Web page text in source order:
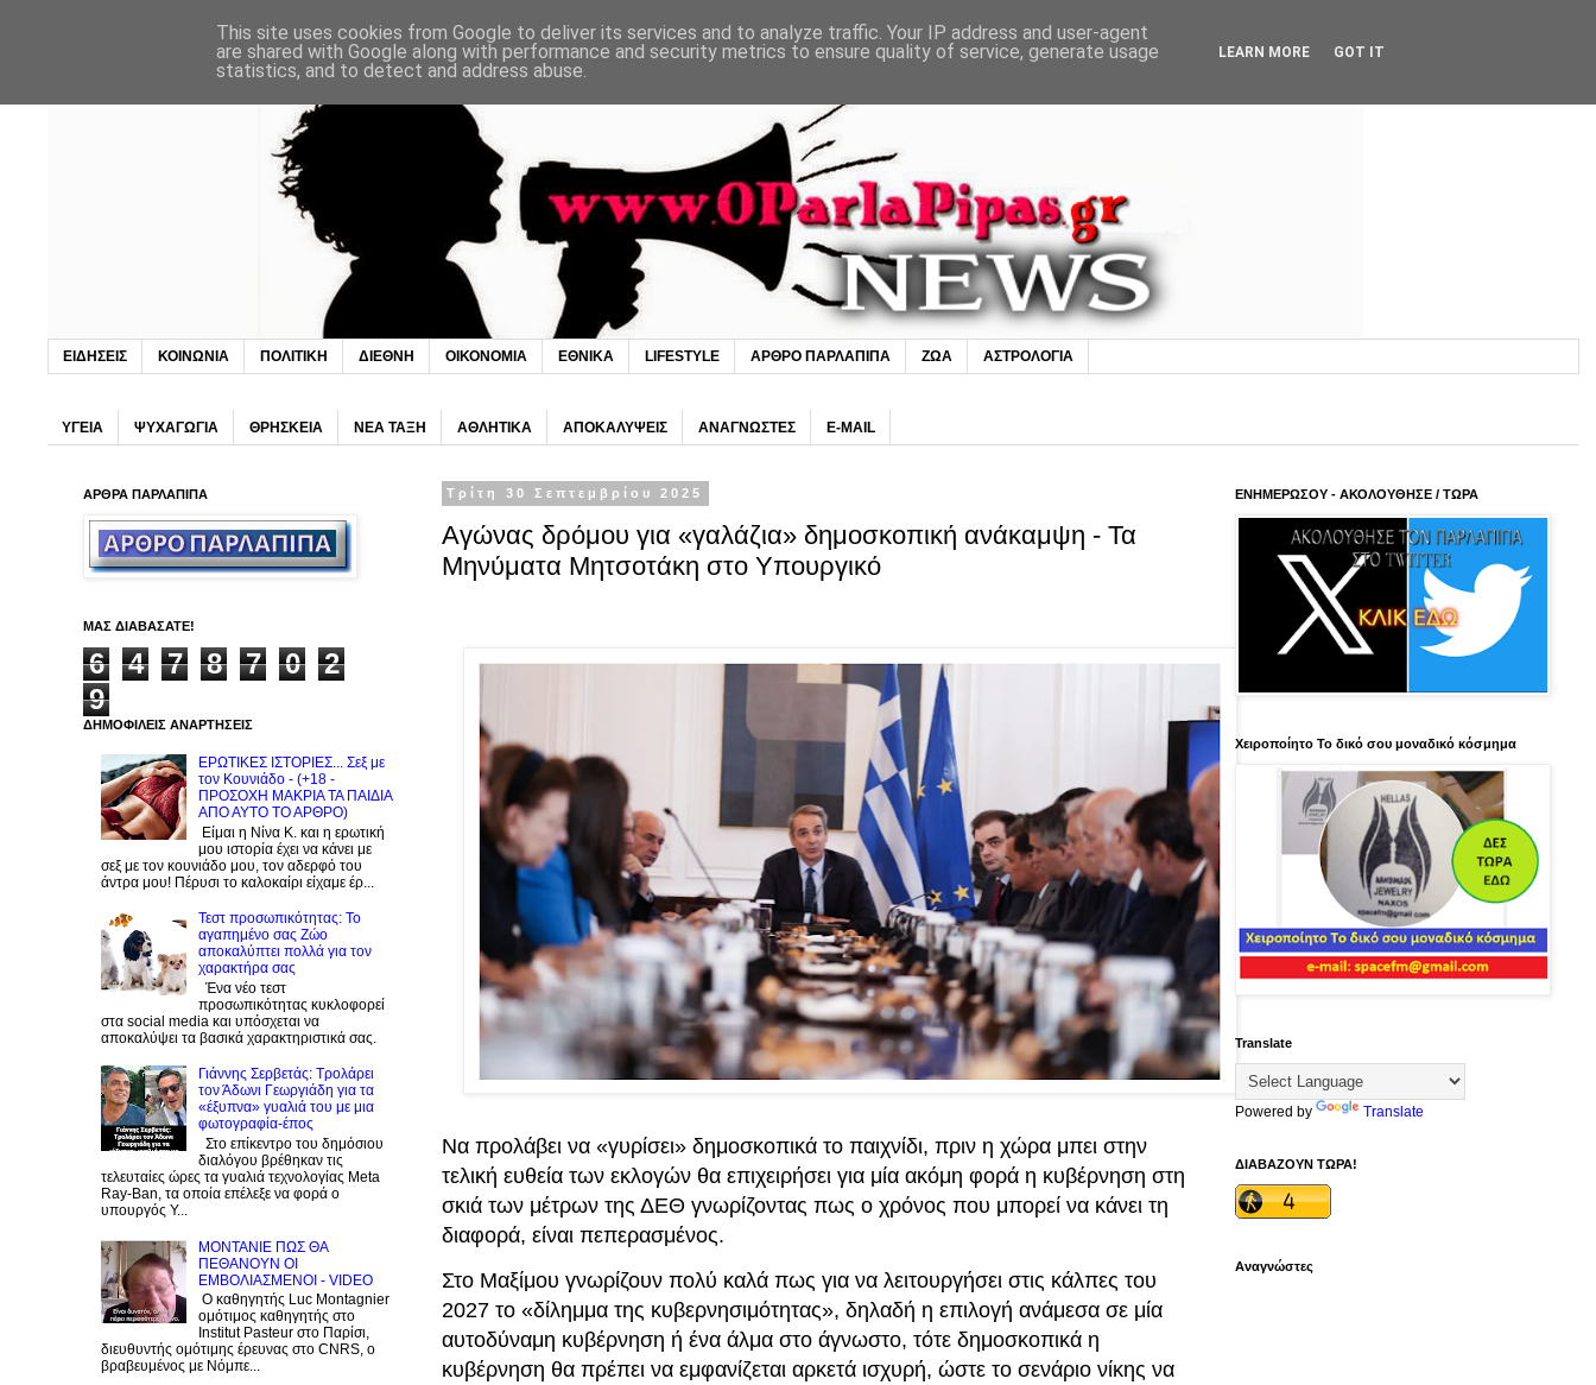
ΕΙΔΗΣΕΙΣ ΚΟΙΝΩΝΙΑ ΠΟΛΙΤΙΚΗ ΔΙΕΘΝΗ ΟΙΚΟΝΟΜΙΑ ΕΘΝΙΚΑ LIFESTYLE ΑΡΘΡΟ ΠΑΡΛΑΠΙΠΑ ΖΩΑ ΑΣΤΡΟΛΟΓΙΑ
ΥΓΕΙΑ ΨΥΧΑΓΩΓΙΑ ΘΡΗΣΚΕΙΑ ΝΕΑ ΤΑΞΗ ΑΘΛΗΤΙΚΑ ΑΠΟΚΑΛΥΨΕΙΣ ΑΝΑΓΝΩΣΤΕΣ E-MAIL
Τρίτη 30 Σεπτεμβρίου 2025
Αγώνας δρόμου για «γαλάζια» δημοσκοπική ανάκαμψη - Τα
Mηνύματα Μητσοτάκη στο Υπουργικό
Να προλάβει να «γυρίσει» δημοσκοπικά το παιχνίδι, πριν η χώρα μπει στην
τελική ευθεία των εκλογών θα επιχειρήσει για μία ακόμη φορά η κυβέρνηση στη
σκιά των μέτρων της ΔΕΘ γνωρίζοντας πως ο χρόνος που μπορεί να κάνει τη
διαφορά, είναι πεπερασμένος.
Στο Μαξίμου γνωρίζουν πολύ καλά πως για να λειτουργήσει στις κάλπες του
2027 το «δίλημμα της κυβερνησιμότητας», δηλαδή η επιλογή ανάμεσα σε μία
αυτοδύναμη κυβέρνηση ή ένα άλμα στο άγνωστο, τότε δημοσκοπικά η
κυβέρνηση θα πρέπει να εμφανίζεται αρκετά ισχυρή, ώστε το σενάριο νίκης να
ΑΡΘΡΑ ΠΑΡΛΑΠΙΠΑ
ΜΑΣ ΔΙΑΒΑΣΑΤΕ!
6 4 7 8 7 0
2
9
ΔΗΜΟΦΙΛΕΙΣ ΑΝΑΡΤΗΣΕΙΣ
ΕΡΩΤΙΚΕΣ ΙΣΤΟΡΙΕΣ... Σεξ με
τον Kουνιάδο - (+18 -
ΠΡΟΣΟΧΗ ΜΑΚΡΙΑ ΤΑ ΠΑΙΔΙΑ
ΑΠΟ ΑΥΤΟ ΤΟ ΑΡΘΡΟ)
Είμαι η Νίνα Κ. και η ερωτική
μου ιστορία έχει να κάνει με
σεξ με τον κουνιάδο μου, τον αδερφό του
άντρα μου! Πέρυσι το καλοκαίρι είχαμε έρ...
Τεστ προσωπικότητας: Το
αγαπημένο σας Zώο
αποκαλύπτει πολλά για τον
χαρακτήρα σας
Ένα νέο τεστ
προσωπικότητας κυκλοφορεί
στα social media και υπόσχεται να
αποκαλύψει τα βασικά χαρακτηριστικά σας.
Γιάννης Σερβετάς: Τρολάρει
τον Άδωνι Γεωργιάδη για τα
«έξυπνα» γυαλιά του με μια
φωτογραφία-έπος
Στο επίκεντρο του δημόσιου
διαλόγου βρέθηκαν τις
τελευταίες ώρες τα γυαλιά τεχνολογίας Meta
Ray-Ban, τα οποία επέλεξε να φορά ο
υπουργός Υ...
ΜΟΝΤΑΝΙΕ ΠΩΣ ΘΑ
ΠΕΘΑΝΟΥΝ ΟΙ
ΕΜΒΟΛΙΑΣΜΕΝΟΙ - VIDEO
Ο καθηγητής Luc Montagnier
ομότιμος καθηγητής στο
Institut Pasteur στο Παρίσι,
διευθυντής ομότιμης έρευνας στο CNRS, o
βραβευμένος με Νόμπε...
ΕΝΗΜΕΡΩΣΟΥ - ΑΚΟΛΟΥΘΗΣΕ / ΤΩΡΑ
Χειροποίητο Το δικό σου μοναδικό κόσμημα
Translate
Powered by Translate
ΔΙΑΒΑΖΟΥΝ ΤΩΡΑ!
Αναγνώστες
This site uses cookies from Google to deliver its services and to analyze traffic. Your IP address and user-agent
are shared with Google along with performance and security metrics to ensure quality of service, generate usage
statistics, and to detect and address abuse.
LEARN MORE GOT IT